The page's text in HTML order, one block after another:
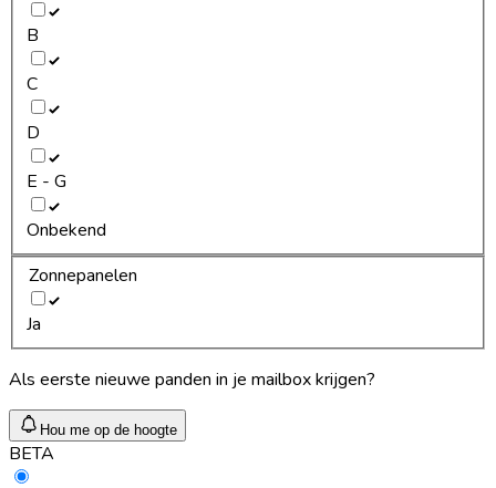
B
C
D
E - G
Onbekend
Zonnepanelen
Ja
Als eerste nieuwe panden in je mailbox krijgen?
Hou me op de hoogte
BETA